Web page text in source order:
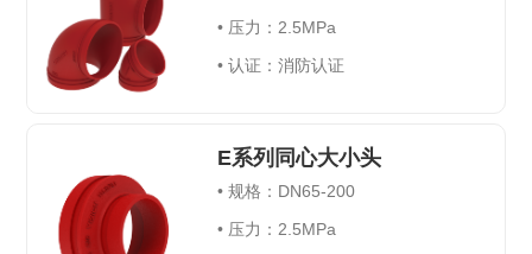
• 压力： 2.5MPa
•认证：消防认证
E系列同心大小头
• 规格： DN65-200
• 压力： 2.5MPa